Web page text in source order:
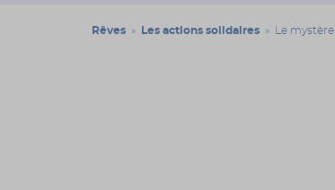
Rêves » Les actions solidaires » Le mystère